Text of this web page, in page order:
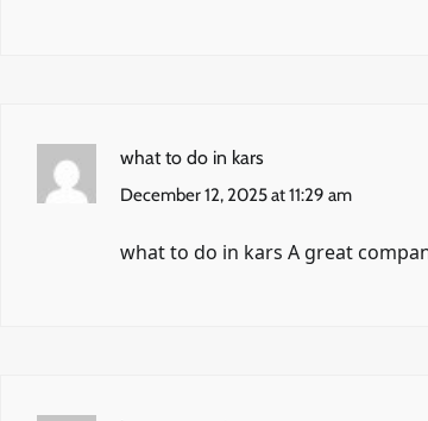
what to do in kars
December 12, 2025 at 11:29 am
what to do in kars A great